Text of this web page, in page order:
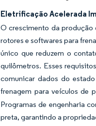
Eletrificação Acelerada
O crescimento da produção
rotores e softwares para
único que reduzem o
quilômetros. Esses
comunicar dados do
frenagem para veículos de
Programas de engenharia
preta, garantindo a